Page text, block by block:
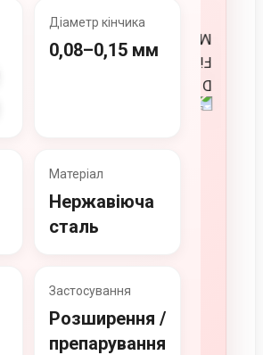
Діаметр кінчика
0,08–0,15 мм
Матеріал
Нержавіюча
сталь
Застосування
Розширення /
препарування